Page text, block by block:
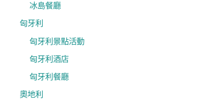
冰島餐廳
匈牙利
匈牙利景點活動
匈牙利酒店
匈牙利餐廳
奧地利